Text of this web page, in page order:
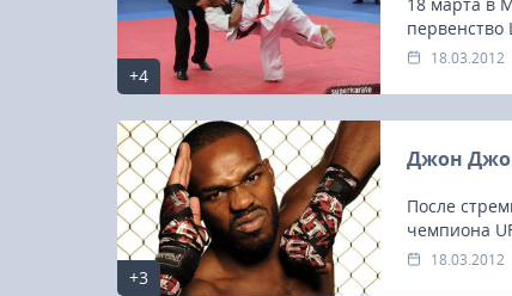
+4
18.03.2012
+3
Джон
После
чемпиона
для того,
18.03.2012
23-25.10.2026
Spanish Autumn Camp 2026